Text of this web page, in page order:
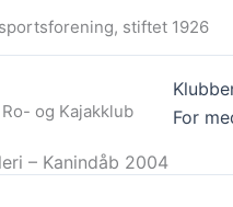
stiftet 1926
og Kajakklub
For
– Kanindåb 2004